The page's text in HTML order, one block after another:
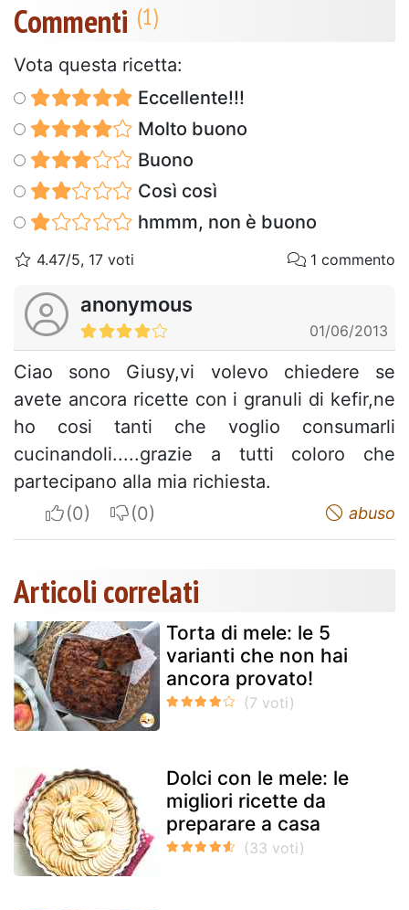
Commenti
Vota questa ricetta:
Eccellente!!!
Molto buono
Buono
Così così
hmmm, non è buono
4.47/5, 17 voti 1 commento
anonymous
01/06/2013
Ciao sono Giusy,vi volevo chiedere se
avete ancora ricette con i granuli di kefir,ne
ho cosi tanti che voglio consumarli
cucinandoli.....grazie a tutti coloro che
partecipano alla mia richiesta.
I apreciateI do not appreciate abuso
Articoli correlati
Torta di mele: le 5
varianti che non hai
ancora provato!
Dolci con le mele: le
migliori ricette da
preparare a casa